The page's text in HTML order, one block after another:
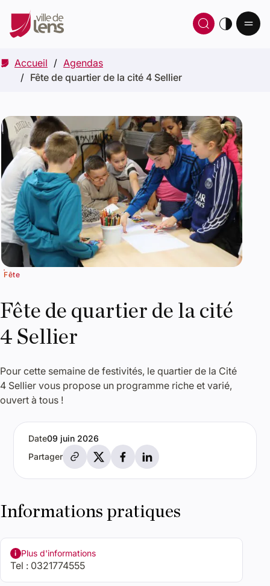
Ouvrir
Accueil
Agendas
Fête de quartier de la cité 4 Sellier
Fête de quartier de la cité
4 Sellier
Fête
Pour cette semaine de festivités, le quartier de la Cité
4 Sellier vous propose un programme riche et varié,
ouvert à tous !
PartagerPartager par e-mail
Partager sur X
Partager sur Facebook
Partager sur LinkedIn
Date09 juin 2026
Informations pratiques
Plus d'informations
Tel : 0321774555